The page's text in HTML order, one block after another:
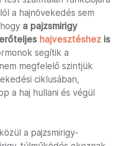
a hajnövekedés sem
a pajzsmirigy
hajvesztéshez is
segítik a
megfelelő szintjük
ciklusában,
a haj hullani és végül
a pajzsmirigy-